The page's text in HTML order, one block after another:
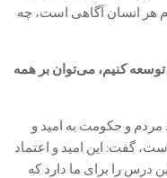
هر انسان آگاهی است، چه
توسعه کنیم، می‌توان بر همه
مردم و حکومت به امید و
گفت: این امید و اعتماد
درس را برای ما دارد که